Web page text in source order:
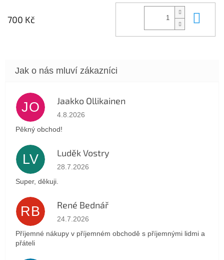
700 Kč
JO Jaakko Ollikainen
Hodnocení obchodu je 5 z 5 hvězdiček.
4.8.2026
Pěkný obchod!
LV Luděk Vostry
Hodnocení obchodu je 5 z 5 hvězdiček.
28.7.2026
Super, děkuji.
RB René Bednář
Hodnocení obchodu je 5 z 5 hvězdiček.
24.7.2026
Příjemné nákupy v příjemném obchodě s příjemnými lidmi a
přáteli